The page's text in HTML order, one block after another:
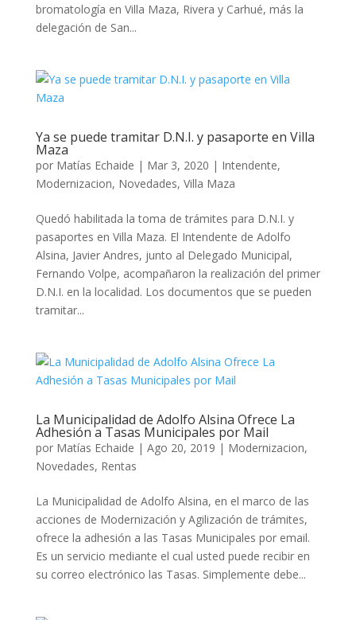
bromatología en Villa Maza, Rivera y Carhué, más la
delegación de San...
Ya se puede tramitar D.N.I. y pasaporte en Villa
Maza
por Matías Echaide | Mar 3, 2020 | Intendente,
Modernizacion, Novedades, Villa Maza
Quedó habilitada la toma de trámites para D.N.I. y
pasaportes en Villa Maza. El Intendente de Adolfo
Alsina, Javier Andres, junto al Delegado Municipal,
Fernando Volpe, acompañaron la realización del primer
D.N.I. en la localidad. Los documentos que se pueden
tramitar...
La Municipalidad de Adolfo Alsina Ofrece La
Adhesión a Tasas Municipales por Mail
por Matías Echaide | Ago 20, 2019 | Modernizacion,
Novedades, Rentas
La Municipalidad de Adolfo Alsina, en el marco de las
acciones de Modernización y Agilización de trámites,
ofrece la adhesión a las Tasas Municipales por email.
Es un servicio mediante el cual usted puede recibir en
su correo electrónico las Tasas. Simplemente debe...